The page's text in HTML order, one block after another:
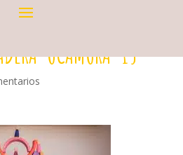
OCAMORA-15